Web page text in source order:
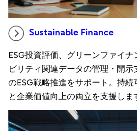
Sustainable Finance
ESG投資評価、グリーンファイ
ビリティ関連データの管理・開示
のESG戦略推進をサポート。持
と企業価値向上の両立を支援しま